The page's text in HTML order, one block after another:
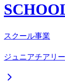
スクール事業
ジュニアチアリ